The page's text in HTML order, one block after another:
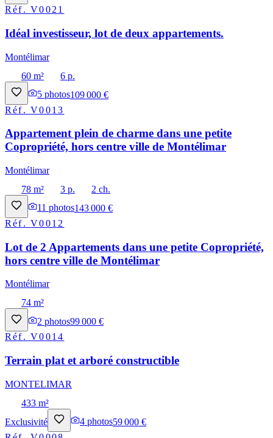
Réf.V0021
Idéal investisseur, lot de deux appartements.
Montélimar
60 m²
6 p.
5 photos109 000 €
Réf.V0013
Appartement plein de charme dans une petite
Copropriété, hors centre ville de Montélimar
Montélimar
78 m²
3 p.
2 ch.
11 photos143 000 €
Réf.V0012
Lot de 2 Appartements dans une petite Copropriété,
hors centre ville de Montélimar
Montélimar
74 m²
2 photos99 000 €
Réf.V0014
Terrain plat et arboré constructible
MONTELIMAR
433 m²
Exclusivité
4 photos59 000 €